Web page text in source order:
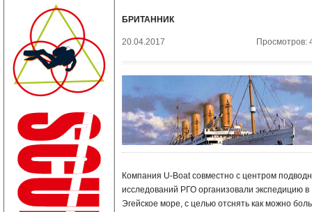
БРИТАННИК
20.04.2017 Просмотров:
Компания U-Boat совместно с центром
исследований РГО организовали экспедицию в
Эгейское море, с целью отснять как можно